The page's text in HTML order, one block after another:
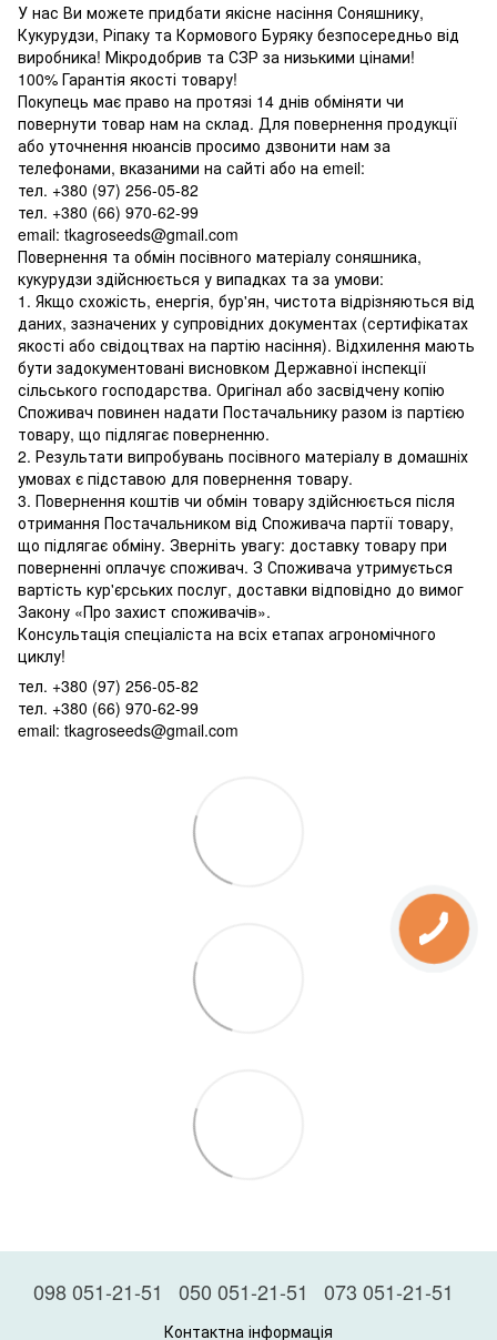
У нас Ви можете придбати якісне насіння Соняшнику,
Кукурудзи, Ріпаку та Кормового Буряку безпосередньо від
виробника! Мікродобрив та СЗР за низькими цінами!
100% Гарантія якості товару!
Покупець має право на протязі 14 днів обміняти чи
повернути товар нам на склад. Для повернення продукції
або уточнення нюансів просимо дзвонити нам за
телефонами, вказаними на сайті або на emeil:
тел. +380 (97) 256-05-82
тел. +380 (66) 970-62-99
email: tkagroseeds@gmail.com
Повернення та обмін посівного матеріалу соняшника,
кукурудзи здійснюється у випадках та за умови:
1. Якщо схожість, енергія, бур'ян, чистота відрізняються від
даних, зазначених у супровідних документах (сертифікатах
якості або свідоцтвах на партію насіння). Відхилення мають
бути задокументовані висновком Державної інспекції
сільського господарства. Оригінал або засвідчену копію
Споживач повинен надати Постачальнику разом із партією
товару, що підлягає поверненню.
2. Результати випробувань посівного матеріалу в домашніх
умовах є підставою для повернення товару.
3. Повернення коштів чи обмін товару здійснюється після
отримання Постачальником від Споживача партії товару,
що підлягає обміну. Зверніть увагу: доставку товару при
поверненні оплачує споживач. З Споживача утримується
вартість кур'єрських послуг, доставки відповідно до вимог
Закону «Про захист споживачів».
Консультація спеціаліста на всіх етапах агрономічного
циклу!
тел. +380 (97) 256-05-82
тел. +380 (66) 970-62-99
email: tkagroseeds@gmail.com
098 051-21-51 050 051-21-51 073 051-21-51
Контактна інформація